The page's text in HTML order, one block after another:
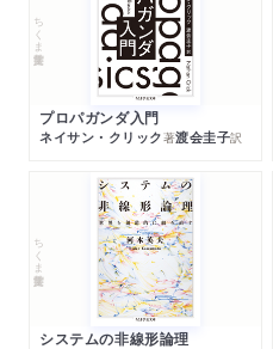
ちくま学芸文庫
プロパガンダ入門
ネイサン・クリック著渡会圭子訳
ちくま学芸文庫
システムの非線形論理